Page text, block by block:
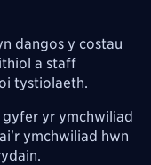
dangos y costau
a staff
tystiolaeth.
gyfer yr ymchwiliad
ymchwiliad hwn